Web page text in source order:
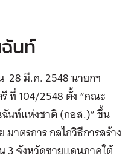
นท์
28 มี.ค. 2548 นายกฯ
ที่ 104/2548 ตั้ง “คณะ
นท์แห่งชาติ (กอส.)” ขึ้น
าตรการ กลไกวิธีการสร้าง
3 จังหวัดชายแดนภาคใต้